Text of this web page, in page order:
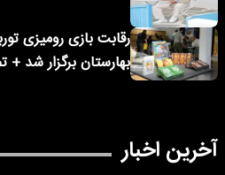
رقابت بازی رومیزی
بهارستان برگزار شد +
آخرین اخبار